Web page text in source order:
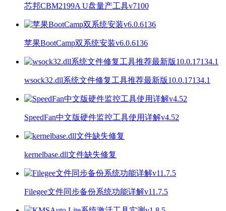
芯邦CBM2199A U盘量产工具v7100
苹果BootCamp双系统安装v6.0.6136
wsock32.dll系统文件修复工具推荐最新版10.0.17134.1
SpeedFan中文版硬件监控工具使用详解v4.52
kernelbase.dll文件缺失修复
Filegee文件同步备份系统功能详解v11.7.5